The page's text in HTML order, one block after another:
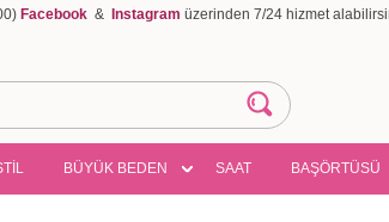
Facebook & Instagram üzerinden 7/24 hizmet
BÜYÜK BEDEN SAAT BAŞÖRTÜSÜ